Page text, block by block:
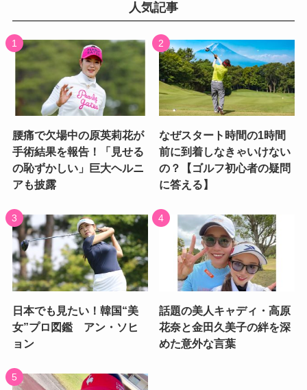
人気記事
腰痛で欠場中の原英莉花が
手術結果を報告！「見せる
の恥ずかしい」巨大ヘルニ
アも披露
なぜスタート時間の1時間
前に到着しなきゃいけない
の？【ゴルフ初心者の疑問
に答える】
日本でも見たい！韓国“美
女”プロ図鑑 アン・ソヒ
ョン
話題の美人キャディ・高原
花奈と金田久美子の絆を深
めた意外な言葉